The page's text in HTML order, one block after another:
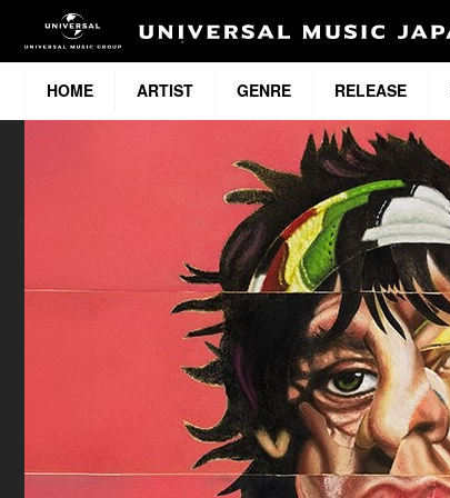
HOME ARTIST GENRE RELEASE